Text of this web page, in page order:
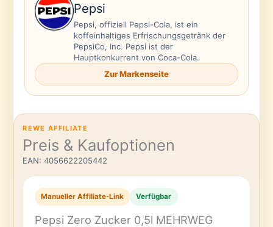
Pepsi
Pepsi, offiziell Pepsi-Cola, ist ein
koffeinhaltiges Erfrischungsgetränk der
PepsiCo, Inc. Pepsi ist der
Hauptkonkurrent von Coca-Cola.
Zur Markenseite
REWE AFFILIATE
Preis & Kaufoptionen
EAN: 4056622205442
Manueller Affiliate-Link Verfügbar
Pepsi Zero Zucker 0,5l MEHRWEG